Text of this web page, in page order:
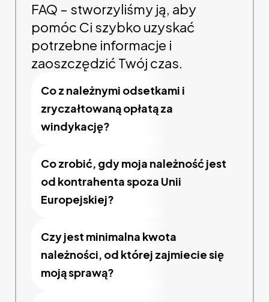
FAQ – stworzyliśmy ją, aby
pomóc Ci szybko uzyskać
potrzebne informacje i
zaoszczędzić Twój czas.
Co z należnymi odsetkami i
zryczałtowaną opłatą za
windykację?
Co zrobić, gdy moja należność jest
od kontrahenta spoza Unii
Europejskiej?
Czy jest minimalna kwota
należności, od której zajmiecie się
moją sprawą?